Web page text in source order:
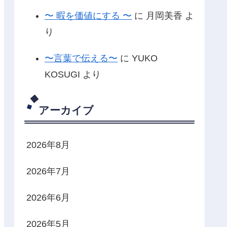
〜 暇を価値にする 〜 に 月岡美香 よ
り
〜言葉で伝える〜 に YUKO
KOSUGI より
アーカイブ
2026年8月
2026年7月
2026年6月
2026年5月